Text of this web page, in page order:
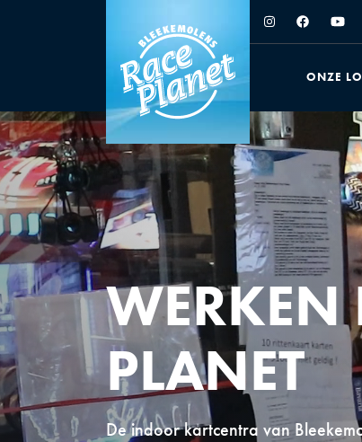
ONZE
WERKEN
PLANET
De indoor kartcentra van